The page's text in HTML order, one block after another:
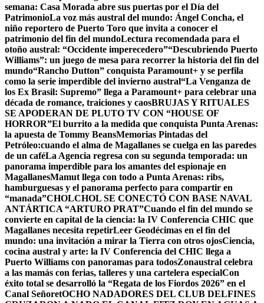
semana: Casa Morada abre sus puertas por el Día del
PatrimonioLa voz más austral del mundo: Ángel Concha, el
niño reportero de Puerto Toro que invita a conocer el
patrimonio del fin del mundoLectura recomendada para el
otoño austral: “Occidente imperecedero”“Descubriendo Puerto
Williams”: un juego de mesa para recorrer la historia del fin del
mundo“Rancho Dutton” conquista Paramount+ y se perfila
como la serie imperdible del invierno austral“La Venganza de
los Ex Brasil: Supremo” llega a Paramount+ para celebrar una
década de romance, traiciones y caosBRUJAS Y RITUALES
SE APODERAN DE PLUTO TV CON “HOUSE OF
HORROR”El burrito a la medida que conquista Punta Arenas:
la apuesta de Tommy BeansMemorias Pintadas del
Petróleo:cuando el alma de Magallanes se cuelga en las paredes
de un caféLa Agencia regresa con su segunda temporada: un
panorama imperdible para los amantes del espionaje en
MagallanesMamut llega con todo a Punta Arenas: ribs,
hamburguesas y el panorama perfecto para compartir en
“manada”CHOLCHOL SE CONECTÓ CON BASE NAVAL
ANTÁRTICA “ARTURO PRAT”Cuando el fin del mundo se
convierte en capital de la ciencia: la IV Conferencia CHIC que
Magallanes necesita repetirLeer Geodécimas en el fin del
mundo: una invitación a mirar la Tierra con otros ojosCiencia,
cocina austral y arte: la IV Conferencia del CHIC llega a
Puerto Williams con panoramas para todosZonaustral celebra
a las mamás con ferias, talleres y una cartelera especialCon
éxito total se desarrolló la “Regata de los Fiordos 2026” en el
Canal SeñoretOCHO NADADORES DEL CLUB DELFINES